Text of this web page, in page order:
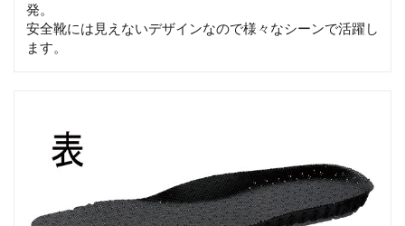
発。
安全靴には見えないデザインなので様々なシーンで活躍し
ます。